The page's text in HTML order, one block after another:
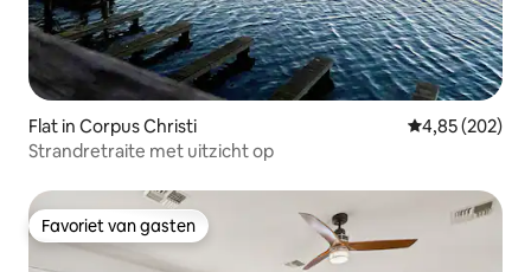
Flat in Corpus Christi Gemiddelde
4,85 (202)
Strandretraite met uitzicht op
Favoriet van gasten
Favoriet van gasten